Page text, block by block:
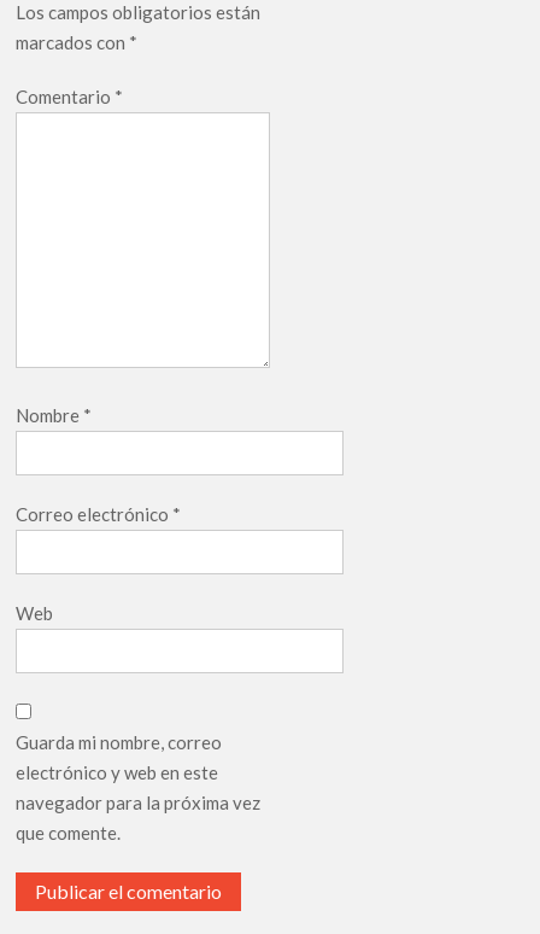
Los campos obligatorios están
marcados con *
Comentario *
Nombre *
Correo electrónico *
Web
Guarda mi nombre, correo
electrónico y web en este
navegador para la próxima vez
que comente.